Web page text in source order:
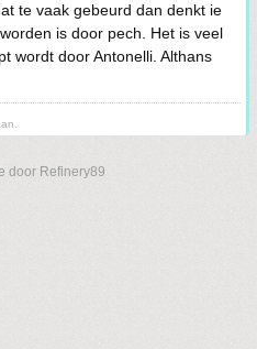
te vaak gebeurd dan denkt ie
is door pech. Het is veel
wordt door Antonelli. Althans
door Refinery89